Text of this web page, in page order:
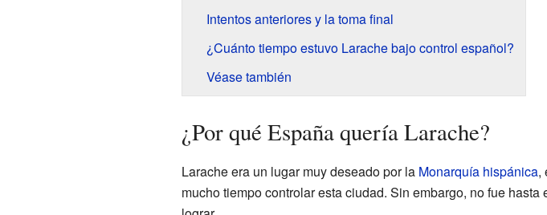
Intentos anteriores y la toma final
¿Cuánto tiempo estuvo Larache bajo control español?
Véase también
¿Por qué España quería Larache?
Larache era un lugar muy deseado por la Monarquía hispánica,
mucho tiempo controlar esta ciudad. Sin embargo, no fue hasta